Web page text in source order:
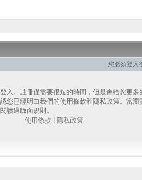
您必須登入
入。註冊僅需要很短的時間，但是會給您更多
您已經明白我們的使用條款和隱私政策。當瀏
讀過版面規則。
使用條款
隱私政策